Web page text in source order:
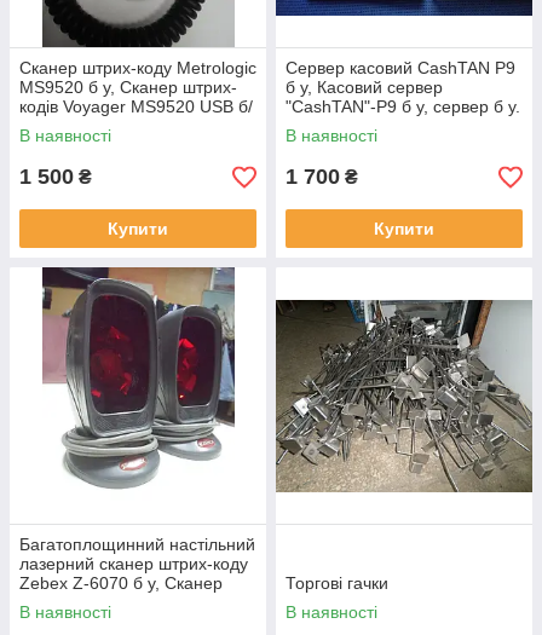
Сканер штрих-коду Metrologic
MS9520 б у, Сканер штрих-
кодів Voyager MS9520 USB б/
у, сканер б у.
В наявності
1 500 ₴
Купити
Сервер касовий CashTAN P9
б у, Касовий сервер
"CashTAN"-P9 б у, сервер б у.
Термінал касовий б/у, сервер
б/
В наявності
1 700 ₴
Купити
Багатоплощинний настільний
лазерний сканер штрих-коду
Zebex Z-6070 б у, Сканер
штрих-коду Zebex Z-6070 б у.
В наявності
Торгові гачки
В наявності